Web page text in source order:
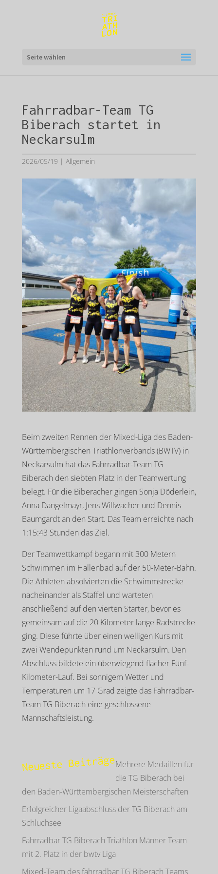
Seite wählen
Fahrradbar-Team TG
Biberach startet in
Neckarsulm
2026/05/19 | Allgemein
Beim zweiten Rennen der Mixed-Liga des Baden-
Württembergischen Triathlonverbands (BWTV) in
Neckarsulm hat das Fahrradbar-Team TG
Biberach den siebten Platz in der Teamwertung
belegt. Für die Biberacher gingen Sonja Döderlein,
Anna Dangelmayr, Jens Willwacher und Dennis
Baumgardt an den Start. Das Team erreichte nach
1:15:43 Stunden das Ziel.
Der Teamwettkampf begann mit 300 Metern
Schwimmen im Hallenbad auf der 50-Meter-Bahn.
Die Athleten absolvierten die Schwimmstrecke
nacheinander als Staffel und warteten
anschließend auf den vierten Starter, bevor es
gemeinsam auf die 20 Kilometer lange Radstrecke
ging. Diese führte über einen welligen Kurs mit
zwei Wendepunkten rund um Neckarsulm. Den
Abschluss bildete ein überwiegend flacher Fünf-
Kilometer-Lauf. Bei sonnigem Wetter und
Temperaturen um 17 Grad zeigte das Fahrradbar-
Team TG Biberach eine geschlossene
Mannschaftsleistung.
Neueste BeiträgeMehrere Medaillen für
die TG Biberach bei
den Baden-Württembergischen Meisterschaften
Erfolgreicher Ligaabschluss der TG Biberach am
Schluchsee
Fahrradbar TG Biberach Triathlon Männer Team
mit 2. Platz in der bwtv Liga
Mixed-Team des fahrradbar TG Biberach Teams